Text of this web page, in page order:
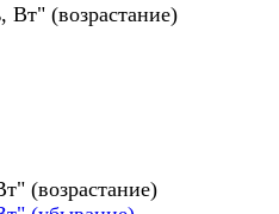
(возрастание)
(возрастание)